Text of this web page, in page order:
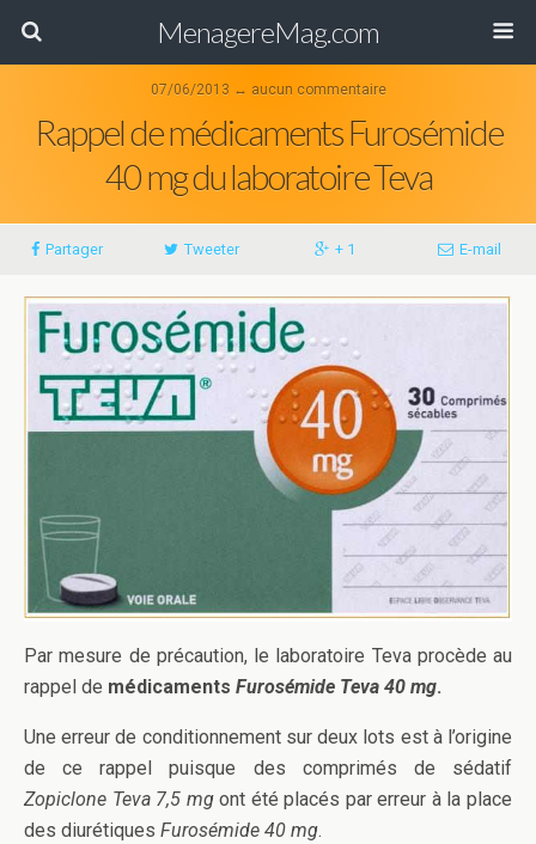
MenagereMag.com
07/06/2013 ↔ aucun commentaire
Rappel de médicaments Furosémide
40 mg du laboratoire Teva
Partager Tweeter + 1 E-mail
Par mesure de précaution, le laboratoire Teva procède au
rappel de médicaments Furosémide Teva 40 mg.
Une erreur de conditionnement sur deux lots est à l’origine
de ce rappel puisque des comprimés de sédatif
Zopiclone Teva 7,5 mgont été placés par erreur à la place
des diurétiques Furosémide 40 mg.